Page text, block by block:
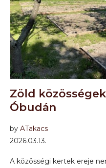
Zöld
Óbudán
by ATakacs
2026.03.13.
A közösségi kertek ereje